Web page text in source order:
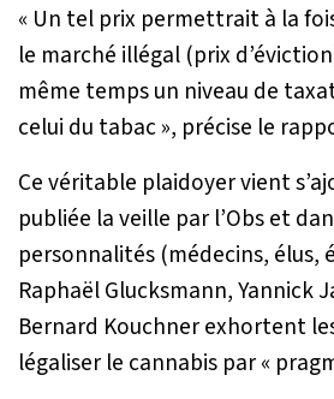
« Un tel prix permettrait à la
le marché illégal (prix
même temps un niveau de
celui du tabac», précise le
Ce véritable plaidoyer vient
publiée la veille par l’Obs et
personnalités (médecins, élus,
Raphaël Glucksmann, Yannick
Bernard Kouchner exhortent
légaliser le cannabis par «